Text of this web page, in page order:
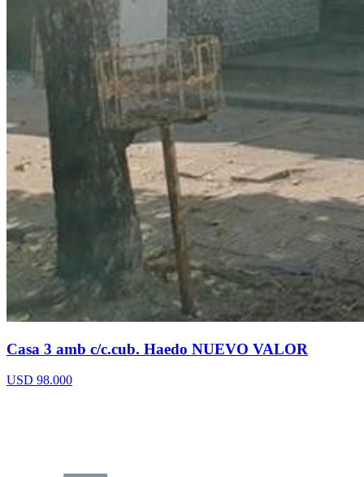
Casa 3 amb c/c.cub. Haedo NUEVO VALOR
USD 98.000